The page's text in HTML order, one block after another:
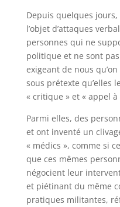
Depuis quelques
l’objet d’attaques
personnes qui ne
politique et ne sont
exigeant de nous
sous prétexte qu’elles
« critique » et « appel à
Parmi elles, des
et ont inventé un
« médics », comme si
que ces mêmes
négocient leur
et piétinant du même
pratiques militantes,